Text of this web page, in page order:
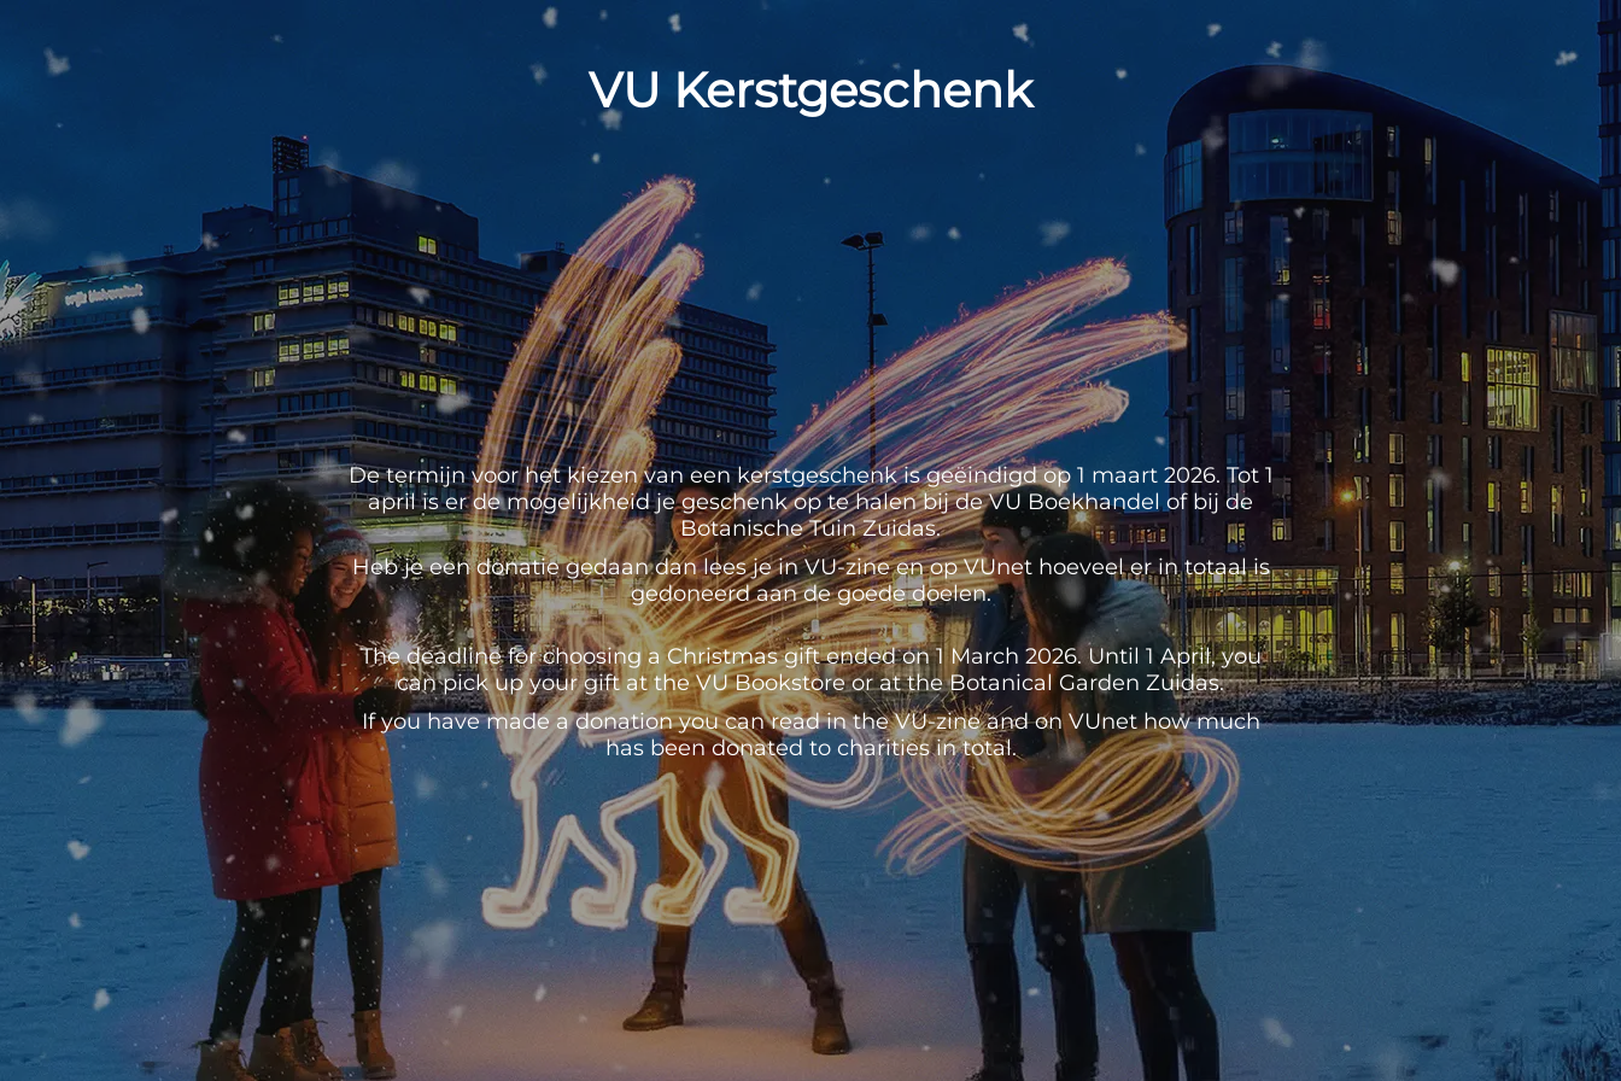
VU Kerstgeschenk
De termijn voor het kiezen van een kerstgeschenk is geëindigd op 1 maart 2026. Tot 1
april is er de mogelijkheid je geschenk op te halen bij de VU Boekhandel of bij de
Botanische Tuin Zuidas.
Heb je een donatie gedaan dan lees je in VU-zine en op VUnet hoeveel er in totaal is
gedoneerd aan de goede doelen.
The deadline for choosing a Christmas gift ended on 1 March 2026. Until 1 April, you
can pick up your gift at the VU Bookstore or at the Botanical Garden Zuidas.
If you have made a donation you can read in the VU-zine and on VUnet how much
has been donated to charities in total.